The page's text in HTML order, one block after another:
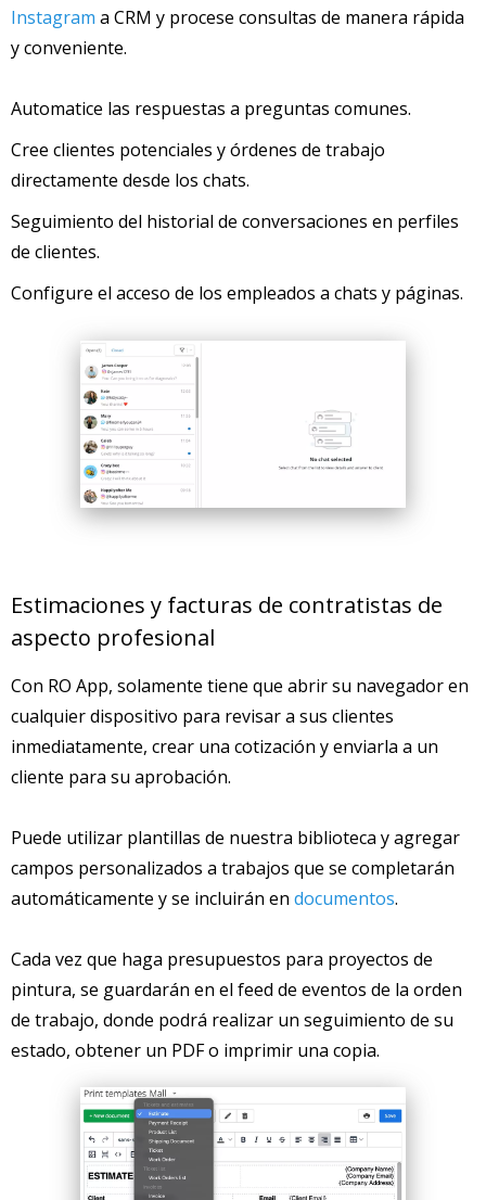
Instagram a CRM y procese consultas de manera rápida
y conveniente.
Automatice las respuestas a preguntas comunes.
Cree clientes potenciales y órdenes de trabajo
directamente desde los chats.
Seguimiento del historial de conversaciones en perfiles
de clientes.
Configure el acceso de los empleados a chats y páginas.
Estimaciones y facturas de contratistas de
aspecto profesional
Con RO App, solamente tiene que abrir su navegador en
cualquier dispositivo para revisar a sus clientes
inmediatamente, crear una cotización y enviarla a un
cliente para su aprobación.
Puede utilizar plantillas de nuestra biblioteca y agregar
campos personalizados a trabajos que se completarán
automáticamente y se incluirán en documentos.
Cada vez que haga presupuestos para proyectos de
pintura, se guardarán en el feed de eventos de la orden
de trabajo, donde podrá realizar un seguimiento de su
estado, obtener un PDF o imprimir una copia.